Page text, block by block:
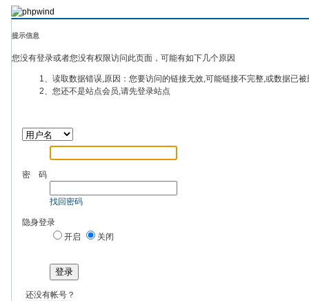
提示信息
您没有登录或者您没有权限访问此页面，可能有如下几个原因
1、读取数据错误,原因：您要访问的链接无效,可能链接不完整,或数据已
2、您还不是站点会员,请先登录站点
密 码
找回密码
隐身登录
开启
关闭
登录
还没有帐号？